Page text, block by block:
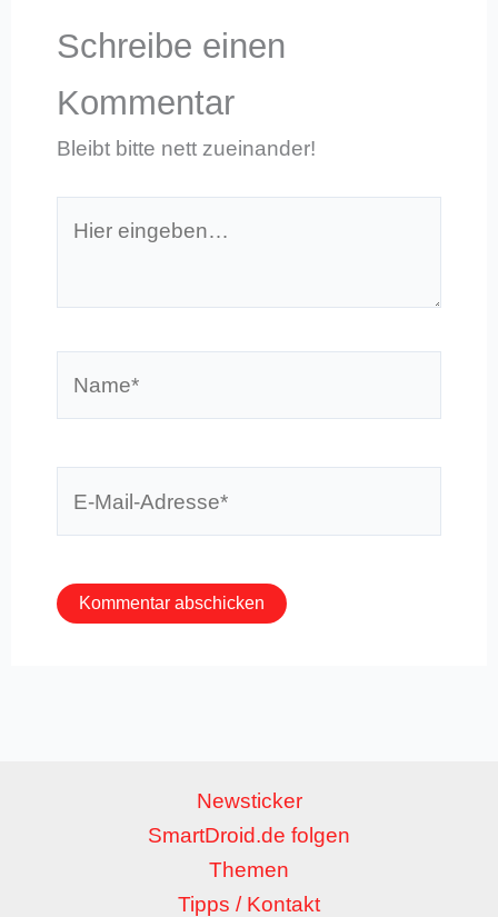
Schreibe einen
Kommentar
Bleibt bitte nett zueinander!
eingeben…
Newsticker
SmartDroid.de folgen
Themen
Tipps / Kontakt